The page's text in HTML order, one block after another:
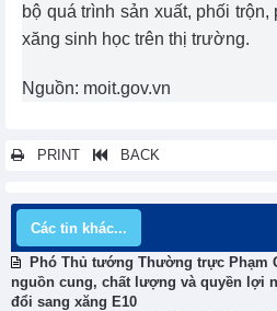
bộ quá trình sản xuất, phối
xăng sinh học trên thị trường.
Nguồn: moit.gov.vn
PRINT BACK
Các tin khác...
Phó Thủ tướng Thường trực Phạm
nguồn cung, chất lượng và quyền lợi
đổi sang xăng E10